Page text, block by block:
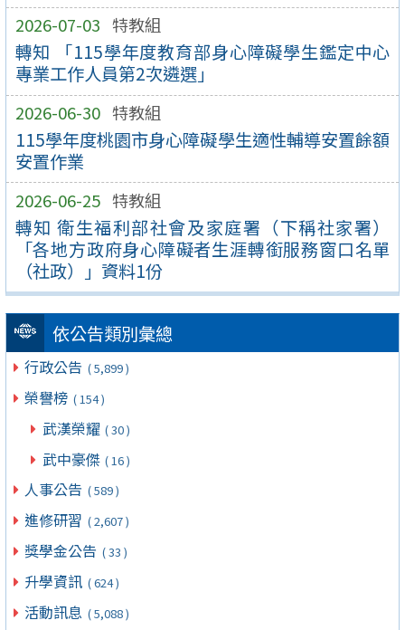
2026-07-03 特教組
轉知 「115學年度教育部身心障礙學生鑑定中心
專業工作人員第2次遴選」
2026-06-30 特教組
115學年度桃園市身心障礙學生適性輔導安置餘額
安置作業
2026-06-25 特教組
轉知 衛生福利部社會及家庭署（下稱社家署）
「各地方政府身心障礙者生涯轉銜服務窗口名單
（社政）」資料1份
依公告類別彙總
行政公告 ( 5,899 )
榮譽榜 ( 154 )
武漢榮耀 ( 30 )
武中豪傑 ( 16 )
人事公告 ( 589 )
進修研習 ( 2,607 )
獎學金公告 ( 33 )
升學資訊 ( 624 )
活動訊息 ( 5,088 )